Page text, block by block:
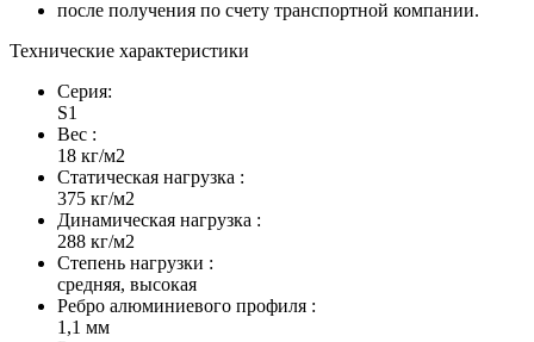
после получения по счету транспортной компании.
Технические характеристики
Серия:
S1
Вес :
18 кг/м2
Статическая нагрузка :
375 кг/м2
Динамическая нагрузка :
288 кг/м2
Степень нагрузки :
средняя, высокая
Ребро алюминиевого профиля :
1,1 мм